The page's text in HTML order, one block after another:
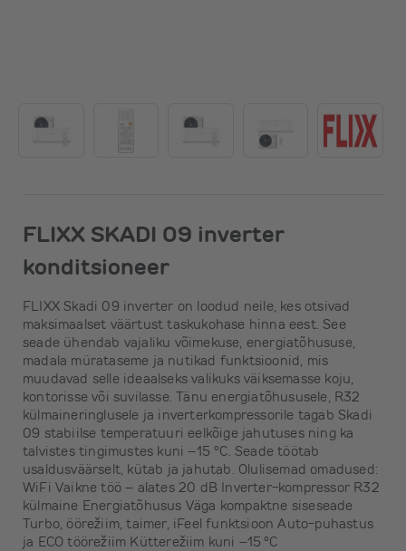
FLIXX SKADI 09 inverter
konditsioneer
FLIXX Skadi 09 inverter on loodud neile, kes otsivad
maksimaalset väärtust taskukohase hinna eest. See
seade ühendab vajaliku võimekuse, energiatõhususe,
madala mürataseme ja nutikad funktsioonid, mis
muudavad selle ideaalseks valikuks väiksemasse koju,
kontorisse või suvilasse. Tänu energiatõhususele, R32
külmaineringlusele ja inverterkompressorile tagab Skadi
09 stabiilse temperatuuri eelkõige jahutuses ning ka
talvistes tingimustes kuni –15 °C. Seade töötab
usaldusväärselt, kütab ja jahutab. Olulisemad omadused:
WiFi Vaikne töö – alates 20 dB Inverter-kompressor R32
külmaine Energiatõhusus Väga kompaktne siseseade
Turbo, öörežiim, taimer, iFeel funktsioon Auto-puhastus
ja ECO töörežiim Kütterežiim kuni –15 °C